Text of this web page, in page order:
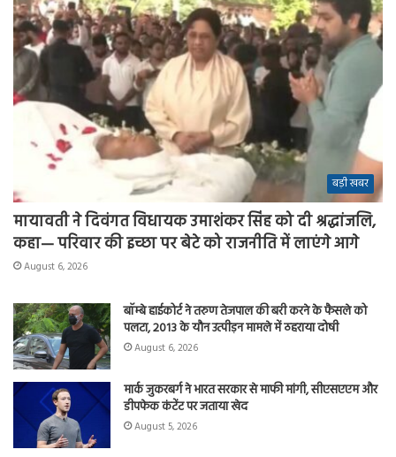
बड़ी खबर
मायावती ने दिवंगत विधायक उमाशंकर सिंह को दी श्रद्धांजलि,
कहा— परिवार की इच्छा पर बेटे को राजनीति में लाएंगे आगे
August 6, 2026
बॉम्बे हाईकोर्ट ने तरुण तेजपाल की बरी करने के फैसले को
पलटा, 2013 के यौन उत्पीड़न मामले में ठहराया दोषी
August 6, 2026
मार्क जुकरबर्ग ने भारत सरकार से माफी मांगी, सीएसएएम और
डीपफेक कंटेंट पर जताया खेद
August 5, 2026